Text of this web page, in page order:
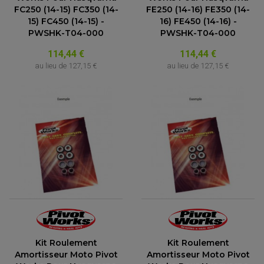
ACCESSOIRES QUAD
BOUCHON DE RÉSERVOIR QUAD
GUIDON QUAD
KIT DÉCO QUAD / SSV
POIGNÉE QUAD
PROTÈGE-MAINS
PONTETS / REHAUSSES DE GUIDON
FC250 (14-15) FC350 (14-
15) FC450 (14-15) -
PWSHK-T04-000
114,44 €
au lieu de 127,15 €
FE250 (14-16) FE350 (14-
16) FE450 (14-16) -
PWSHK-T04-000
114,44 €
au lieu de 127,15 €
Kit Roulement
Amortisseur Moto Pivot
Kit Roulement
Amortisseur Moto Pivot